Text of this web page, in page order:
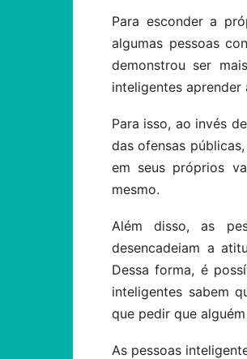
Para esconder a
algumas pessoas
demonstrou ser
inteligentes
Para isso, ao invés
das ofensas
em seus próprios
mesmo.
Além disso, as
desencadeiam a
Dessa forma, é
inteligentes sabem
que pedir que
As pessoas